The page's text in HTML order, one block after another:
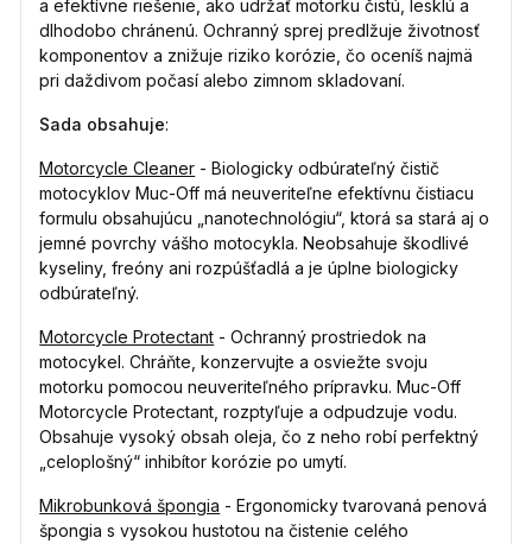
a efektívne riešenie, ako udržať motorku čistú, lesklú a
dlhodobo chránenú. Ochranný sprej predlžuje životnosť
komponentov a znižuje riziko korózie, čo oceníš najmä
pri daždivom počasí alebo zimnom skladovaní.
Sada obsahuje:
Motorcycle Cleaner - Biologicky odbúrateľný čistič
motocyklov Muc-Off má neuveriteľne efektívnu čistiacu
formulu obsahujúcu „nanotechnológiu“, ktorá sa stará aj o
jemné povrchy vášho motocykla. Neobsahuje škodlivé
kyseliny, freóny ani rozpúšťadlá a je úplne biologicky
odbúrateľný.
Motorcycle Protectant - Ochranný prostriedok na
motocykel. Chráňte, konzervujte a osviežte svoju
motorku pomocou neuveriteľného prípravku. Muc-Off
Motorcycle Protectant, rozptyľuje a odpudzuje vodu.
Obsahuje vysoký obsah oleja, čo z neho robí perfektný
„celoplošný“ inhibítor korózie po umytí.
Mikrobunková špongia - Ergonomicky tvarovaná penová
špongia s vysokou hustotou na čistenie celého